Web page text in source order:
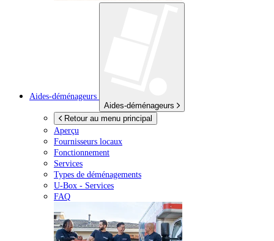
Aides-déménageurs
Aides-déménageurs
Retour au menu principal
Aperçu
Fournisseurs locaux
Fonctionnement
Services
Types de déménagements
U-Box - Services
FAQ